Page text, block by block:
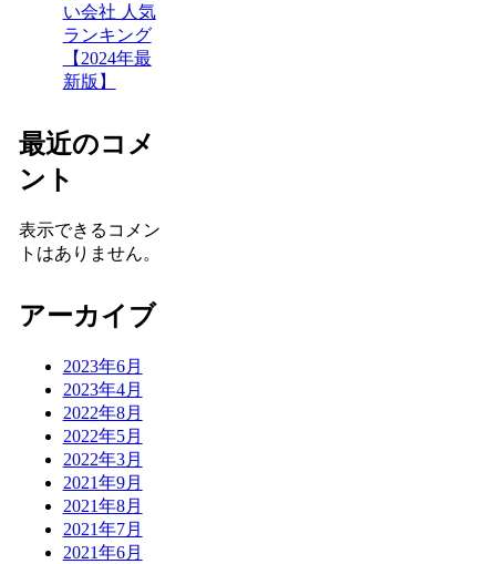
い会社 人気
ランキング
【2024年最
新版】
最近のコメ
ント
表示できるコメン
トはありません。
アーカイブ
2023年6月
2023年4月
2022年8月
2022年5月
2022年3月
2021年9月
2021年8月
2021年7月
2021年6月